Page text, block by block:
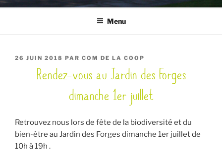
Menu
PUBLIÉ
26 JUIN 2018 PAR COM DE LA COOP
Rendez-vous au Jardin des Forges
dimanche 1er juillet
Retrouvez nous lors de fête de la biodiversité et du
bien-être au Jardin des Forges dimanche 1er juillet de
10h à 19h .